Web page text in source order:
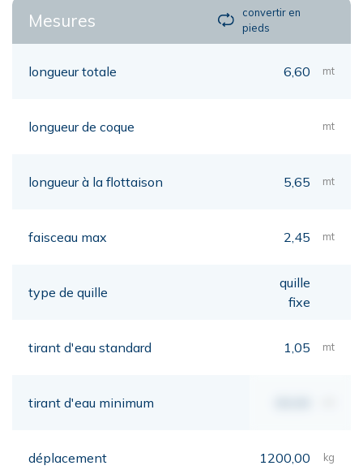
Mesures
convertir en
pieds
longueur totale 6,60 mt
longueur de coque mt
longueur à la flottaison 5,65 mt
faisceau max 2,45 mt
type de quille
quille
fixe
tirant d'eau standard 1,05 mt
tirant d'eau minimum
déplacement 1200,00 kg